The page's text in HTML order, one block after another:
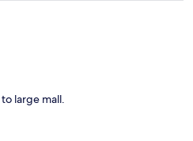
large mall.